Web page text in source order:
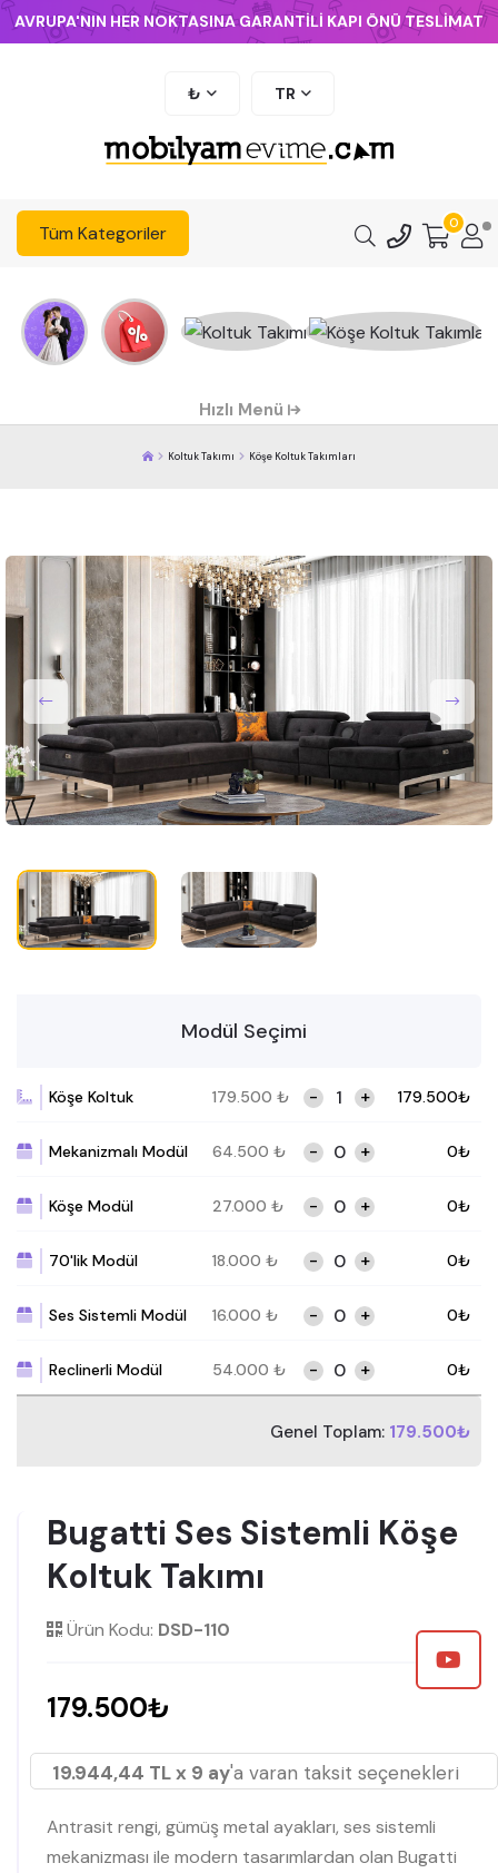
AVRUPA'NIN HER NOKTASINA GARANTİLİ KAPI ÖNÜ TESLİMAT
₺ TR
Tüm Kategoriler 0
Hızlı Menü
Koltuk Takımı Köşe Koltuk Takımları
Modül Seçimi
Köşe Koltuk 179.500 ₺ - + 179.500₺
Mekanizmalı Modül 64.500 ₺ - + 0₺
Köşe Modül 27.000 ₺ - + 0₺
70'lik Modül 18.000 ₺ - + 0₺
Ses Sistemli Modül 16.000 ₺ - + 0₺
Reclinerli Modül 54.000 ₺ - + 0₺
Genel Toplam: 179.500₺
Bugatti Ses Sistemli Köşe
Koltuk Takımı
Ürün Kodu: DSD-110
179.500₺
19.944,44 TL x 9 ay'a varan taksit seçenekleri
Antrasit rengi, gümüş metal ayakları, ses sistemli
mekanizması ile modern tasarımlardan olan Bugatti